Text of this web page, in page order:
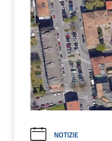
NOTIZIE